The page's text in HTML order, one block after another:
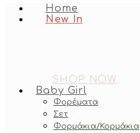
Home
New In
SHOP NOW
Baby Girl
Φορέματα
Σετ
Φορμάκια/Κορμάκια